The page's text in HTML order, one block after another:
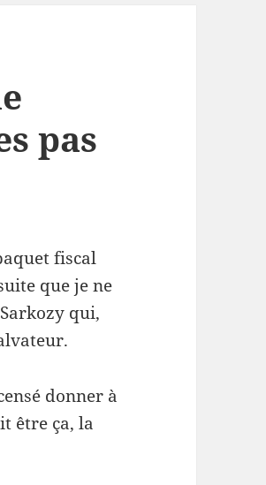
pas
fiscal
que je ne
qui,
donner à
être ça, la